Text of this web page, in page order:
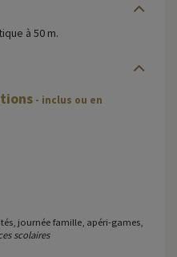
à 50 m.
- inclus ou en
journée famille, apéri-games,
scolaires